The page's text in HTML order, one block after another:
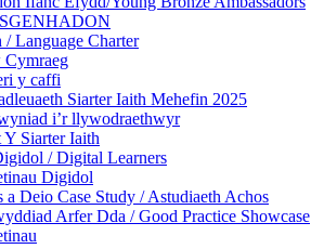
/ Language Charter
y caffi
Siarter Iaith Mehefin 2025
i’r llywodraethwyr
Y Siarter Iaith
/ Digital Learners
Digidol
a Deio Case Study / Astudiaeth Achos
Arfer Dda / Good Practice Showcase